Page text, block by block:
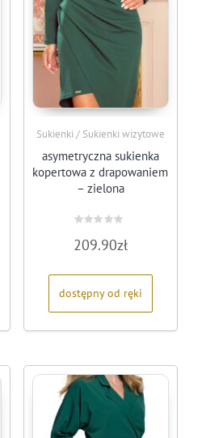
Sukienki / Sukienki wizytowe
asymetryczna sukienka
kopertowa z drapowaniem
– zielona
0
na
209.90zł
dostępny od ręki